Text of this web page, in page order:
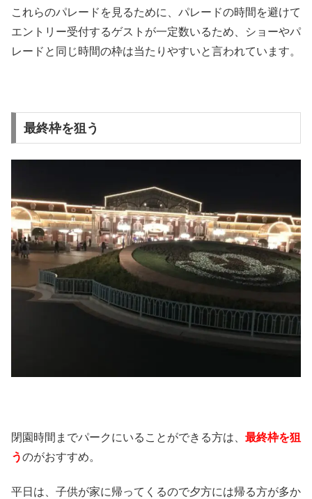
これらのパレードを見るために、パレードの時間を避けて
エントリー受付するゲストが一定数いるため、ショーやパ
レードと同じ時間の枠は当たりやすいと言われています。
最終枠を狙う
閉園時間までパークにいることができる方は、 最終枠を狙
うのがおすすめ。
平日は、子供が家に帰ってくるので夕方には帰る方が多か